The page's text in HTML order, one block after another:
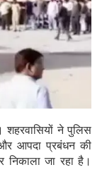
शहरवासियों ने पुलिस
आपदा प्रबंधन की
जा रहा है।